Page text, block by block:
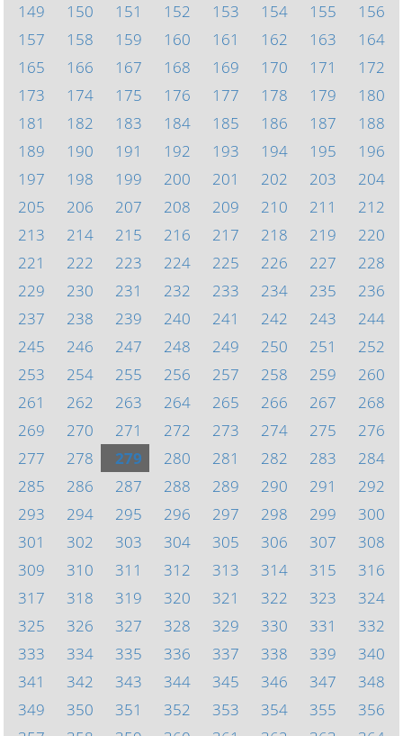
149
150 151 152 153 154 155
156
157
158 159 160 161 162 163
164
165
166 167 168 169 170 171
172
173
174 175 176 177 178 179
180
181
182 183 184 185 186 187
188
189
190 191 192 193 194 195
196
197
198 199 200 201 202 203
204
205
206 207 208 209 210 211
212
213
214 215 216 217 218 219
220
221
222 223 224 225 226 227
228
229
230 231 232 233 234 235
236
237
238 239 240 241 242 243
244
245
246 247 248 249 250 251
252
253
254 255 256 257 258 259
260
261
262 263 264 265 266 267
268
269
270 271 272 273 274 275
276
277
278 279 280 281 282 283
284
285
286 287 288 289 290 291
292
293
294 295 296 297 298 299
300
301
302 303 304 305 306 307
308
309
310 311 312 313 314 315
316
317
318 319 320 321 322 323
324
325
326 327 328 329 330 331
332
333
334 335 336 337 338 339
340
341
342 343 344 345 346 347
348
349
350 351 352 353 354 355
356